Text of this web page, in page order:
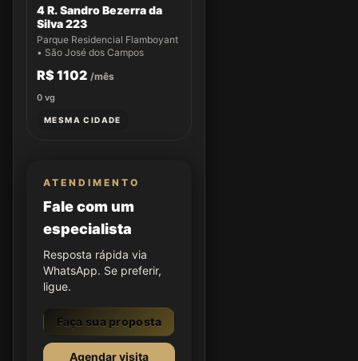
4 R. Sandro Bezerra da
Silva 223
Parque Residencial Flamboyant
• São José dos Campos
R$ 1102 /mês
0 vg
MESMA CIDADE
ATENDIMENTO
Fale com um
especialista
Resposta rápida via
WhatsApp. Se preferir,
ligue.
Faça sua proposta
Agendar visita